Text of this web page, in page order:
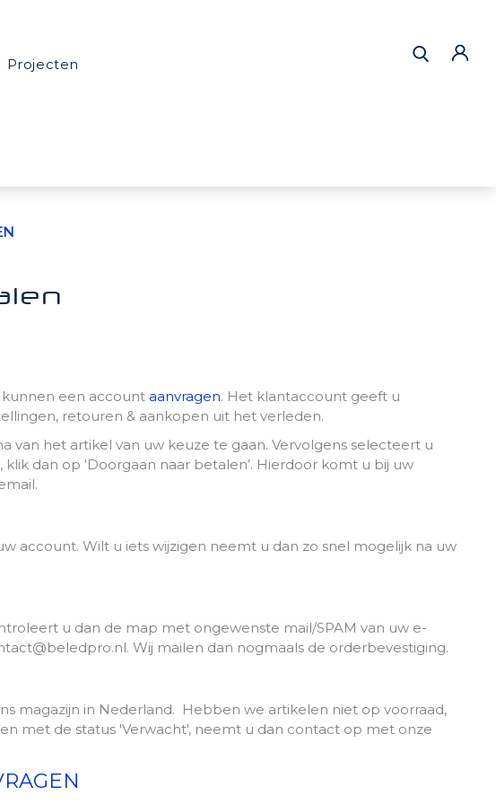
Projecten
een account aanvragen. Het klantaccount geeft u
retouren & aankopen uit het verleden.
het artikel van uw keuze te gaan. Vervolgens selecteert u
dan op ‘Doorgaan naar betalen’. Hierdoor komt u bij uw
account. Wilt u iets wijzigen neemt u dan zo snel mogelijk na uw
u dan de map met ongewenste mail/SPAM van uw e-
Wij mailen dan nogmaals de orderbevestiging.
magazijn in Nederland. Hebben we artikelen niet op voorraad,
met de status 'Verwacht', neemt u dan contact op met onze